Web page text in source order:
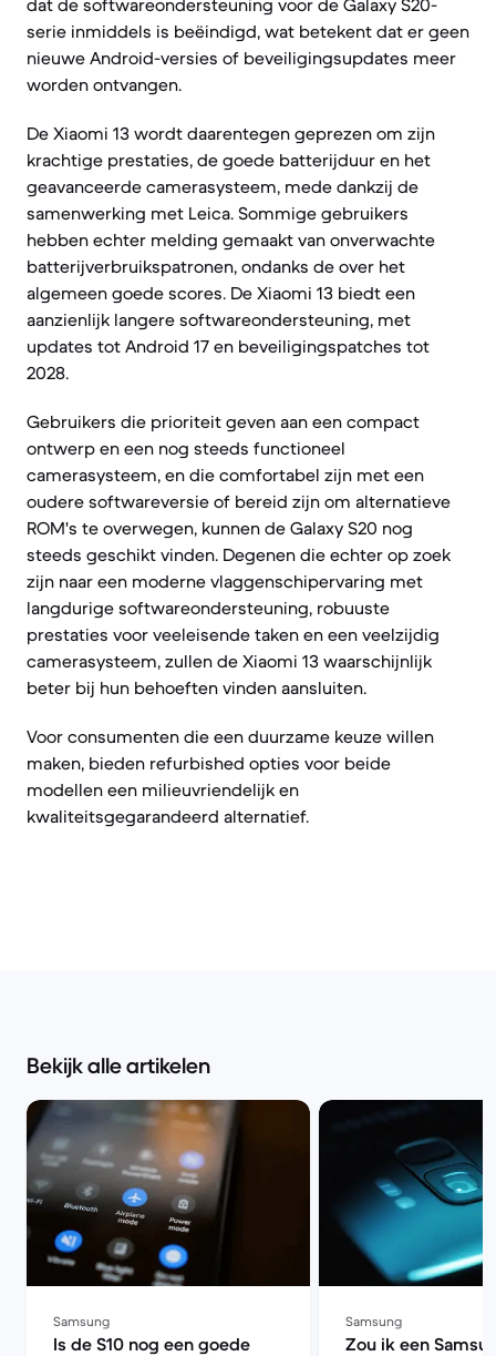
dat de softwareondersteuning voor de Galaxy S20-
serie inmiddels is beëindigd, wat betekent dat er geen
nieuwe Android-versies of beveiligingsupdates meer
worden ontvangen.
De Xiaomi 13 wordt daarentegen geprezen om zijn
krachtige prestaties, de goede batterijduur en het
geavanceerde camerasysteem, mede dankzij de
samenwerking met Leica. Sommige gebruikers
hebben echter melding gemaakt van onverwachte
batterijverbruikspatronen, ondanks de over het
algemeen goede scores. De Xiaomi 13 biedt een
aanzienlijk langere softwareondersteuning, met
updates tot Android 17 en beveiligingspatches tot
2028.
Gebruikers die prioriteit geven aan een compact
ontwerp en een nog steeds functioneel
camerasysteem, en die comfortabel zijn met een
oudere softwareversie of bereid zijn om alternatieve
ROM's te overwegen, kunnen de Galaxy S20 nog
steeds geschikt vinden. Degenen die echter op zoek
zijn naar een moderne vlaggenschipervaring met
langdurige softwareondersteuning, robuuste
prestaties voor veeleisende taken en een veelzijdig
camerasysteem, zullen de Xiaomi 13 waarschijnlijk
beter bij hun behoeften vinden aansluiten.
Voor consumenten die een duurzame keuze willen
maken, bieden refurbished opties voor beide
modellen een milieuvriendelijk en
kwaliteitsgegarandeerd alternatief.
Bekijk alle artikelen
Samsung
Is de S10 nog een goede
Samsung
Zou ik een